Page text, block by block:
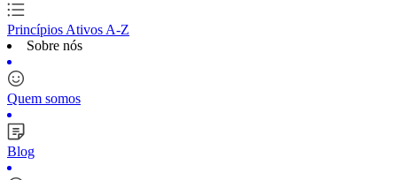
Princípios Ativos A-Z
Sobre nós
Quem somos
Blog